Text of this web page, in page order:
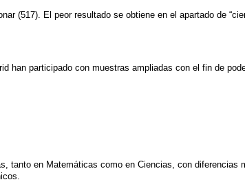
(517). El peor resultado se obtiene en el apartado de
han participado con muestras ampliadas con el fin de
tanto en Matemáticas como en Ciencias, con diferencias